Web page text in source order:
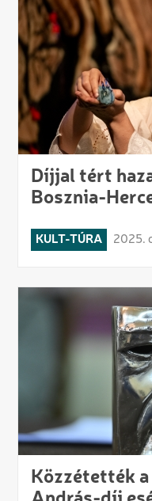
Díjjal tért
Bosznia-
KULT-TÚRA 2025.
Közzétették